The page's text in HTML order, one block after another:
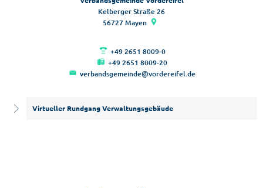
Kelberger Straße 26
56727 Mayen
+49 2651 8009-0
+49 2651 8009-20
verbandsgemeinde@vordereifel.de
Virtueller Rundgang Verwaltungsgebäude